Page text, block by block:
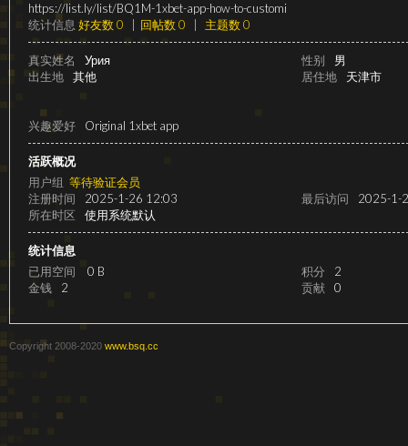
速
https://list.ly/list/BQ1M-1xbet-app-how-to-customi
统计信息 好友数 0 回帖数 0 主题数 0
真实姓名 Урия 性别
男
出生地
其他 居住地 天津市
兴趣爱好 Original 1xbet app
活跃概况
用户组 等待验证会员
注册时间
2025-1-26 12:03 最后访问
2025-1-
所在时区
使用系统默认
统计信息
已用空间
0 B 积分
2
金钱
2 贡献 0
Copyright 2008-2020 www.bsq.cc